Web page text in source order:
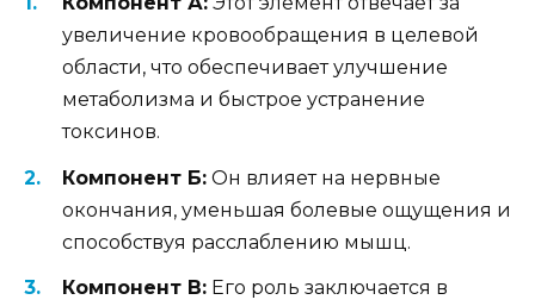
увеличение кровообращения в целевой
области, что обеспечивает улучшение
метаболизма и быстрое устранение
токсинов.
Компонент Б: Он влияет на нервные
окончания, уменьшая болевые ощущения и
способствуя расслаблению мышц.
Компонент В: Его роль заключается в